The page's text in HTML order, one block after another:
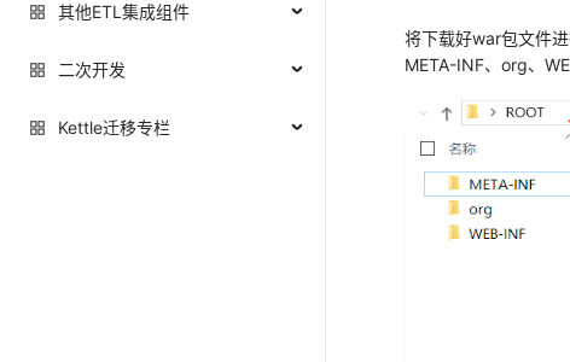
其他ETL集成组件
二次开发
Kettle迁移专栏
将下载好war包文件
META-INF、org、